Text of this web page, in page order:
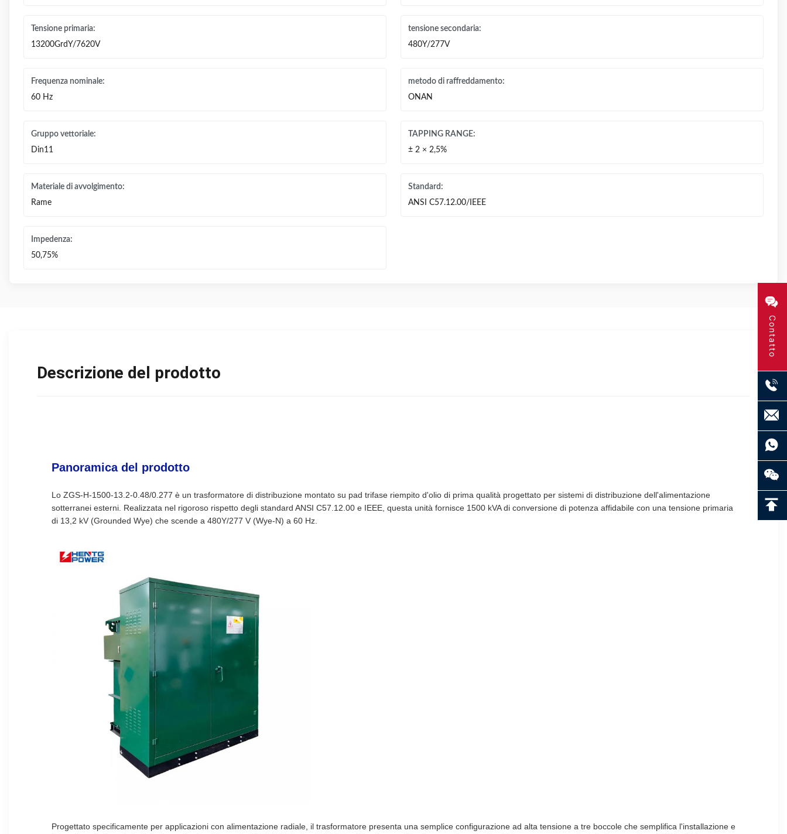
Contatto
Tensione primaria:
13200GrdY/7620V
tensione secondaria:
480Y/277V
Frequenza nominale:
60 Hz
metodo di raffreddamento:
ONAN
Gruppo vettoriale:
Din11
TAPPING RANGE:
± 2 × 2,5%
Materiale di avvolgimento:
Rame
Standard:
ANSI C57.12.00/IEEE
Impedenza:
50,75%
Descrizione del prodotto
Panoramica del prodotto
Lo ZGS-H-1500-13.2-0.48/0.277 è un trasformatore di distribuzione montato su pad trifase riempito d'olio di prima qualità progettato per sistemi di distribuzione dell'alimentazione
sotterranei esterni. Realizzata nel rigoroso rispetto degli standard ANSI C57.12.00 e IEEE, questa unità fornisce 1500 kVA di conversione di potenza affidabile con una tensione primaria
di 13,2 kV (Grounded Wye) che scende a 480Y/277 V (Wye-N) a 60 Hz.
Progettato specificamente per applicazioni con alimentazione radiale, il trasformatore presenta una semplice configurazione ad alta tensione a tre boccole che semplifica l'installazione e